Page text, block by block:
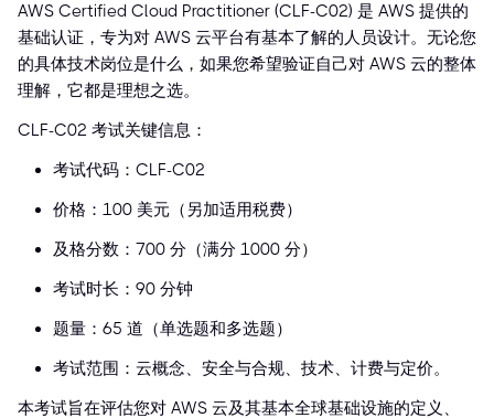
AWS Certified Cloud Practitioner (CLF-C02) 是 AWS 提供的
基础认证，专为对 AWS 云平台有基本了解的人员设计。无论您
的具体技术岗位是什么，如果您希望验证自己对 AWS 云的整体
理解，它都是理想之选。
CLF-C02 考试关键信息：
考试代码：CLF-C02
价格：100 美元（另加适用税费）
及格分数：700 分（满分 1000 分）
考试时长：90 分钟
题量：65 道（单选题和多选题）
考试范围：云概念、安全与合规、技术、计费与定价。
本考试旨在评估您对 AWS 云及其基本全球基础设施的定义、